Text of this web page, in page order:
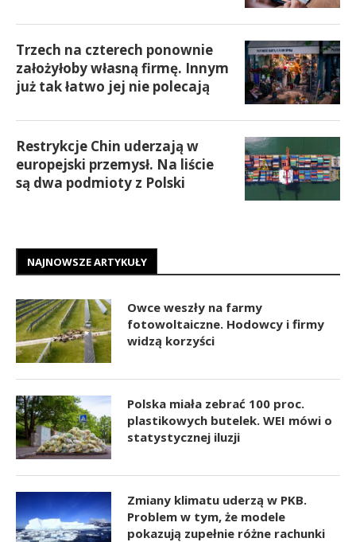
Trzech na czterech ponownie
założyłoby własną firmę. Innym
już tak łatwo jej nie polecają
Restrykcje Chin uderzają w
europejski przemysł. Na liście
są dwa podmioty z Polski
NAJNOWSZE ARTYKUŁY
Owce weszły na farmy
fotowoltaiczne. Hodowcy i firmy
widzą korzyści
Polska miała zebrać 100 proc.
plastikowych butelek. WEI mówi o
statystycznej iluzji
Zmiany klimatu uderzą w PKB.
Problem w tym, że modele
pokazują zupełnie różne rachunki